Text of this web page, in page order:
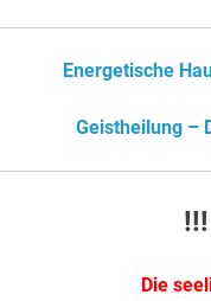
Energetische
Geistheilung –
Die